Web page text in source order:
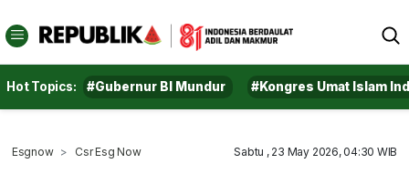
Hot Topics: #Gubernur BI Mundur #Kongres Umat Islam
Esgnow Csr Esg Now Sabtu , 23 May 2026, 04:30 WIB